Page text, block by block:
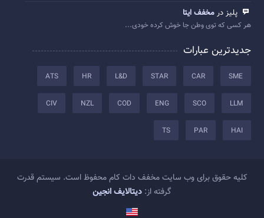
پلیز در مخفف ایتا
هر کسی که توی وطن جا خوش کرده خودی...
جدیدترین عبارات
SME
CAR
STAR
L&D
HR
ATS
LLM
SCO
ENG
COD
NZL
CIV
HAI
PAR
TS
کلیه حقوق برای وب سایت مخفف دات کام محفوظ است. سیستم قدرت
گرفته از: دیتالایف انجین